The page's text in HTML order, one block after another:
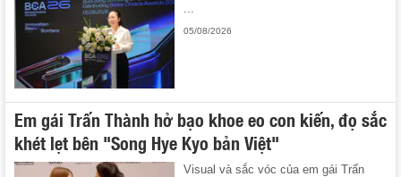
05/08/2026
Em gái Trấn Thành hở bạo khoe eo con kiến, đọ sắc
khét lẹt bên "Song Hye Kyo bản Việt"
Visual và sắc vóc của em gái Trấn